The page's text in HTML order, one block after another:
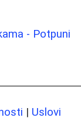
- Potpuni
| Uslovi